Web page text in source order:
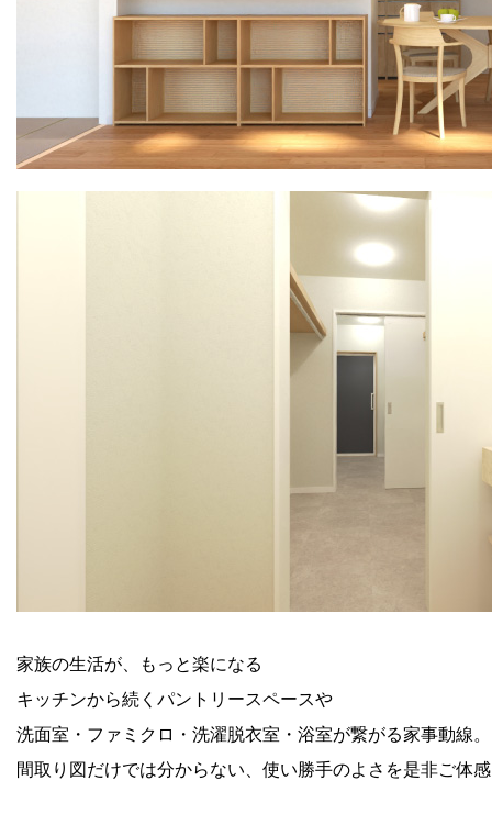
家族の生活が、もっと楽になる
キッチンから続くパントリースペースや
洗面室・ファミクロ・洗濯脱衣室・浴室が繋がる家事動線。
間取り図だけでは分からない、使い勝手のよさを是非ご体